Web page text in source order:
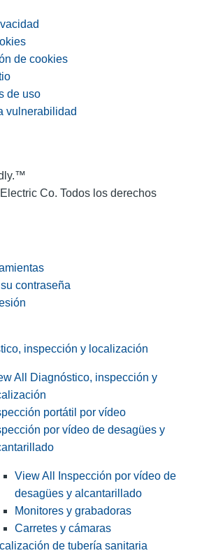
de cookies
de uso
vulnerabilidad
™
Co. Todos los derechos
contraseña
inspección y localización
All Diagnóstico, inspección y
portátil por vídeo
por vídeo de desagües y
View All Inspección por vídeo de
desagües y alcantarillado
Monitores y grabadoras
Carretes y cámaras
de tubería sanitaria